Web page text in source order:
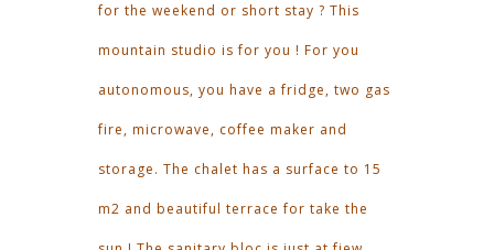
for the weekend or short stay ? This
mountain studio is for you ! For you
autonomous, you have a fridge, two gas
fire, microwave, coffee maker and
storage. The chalet has a surface to 15
m2 and beautiful terrace for take the